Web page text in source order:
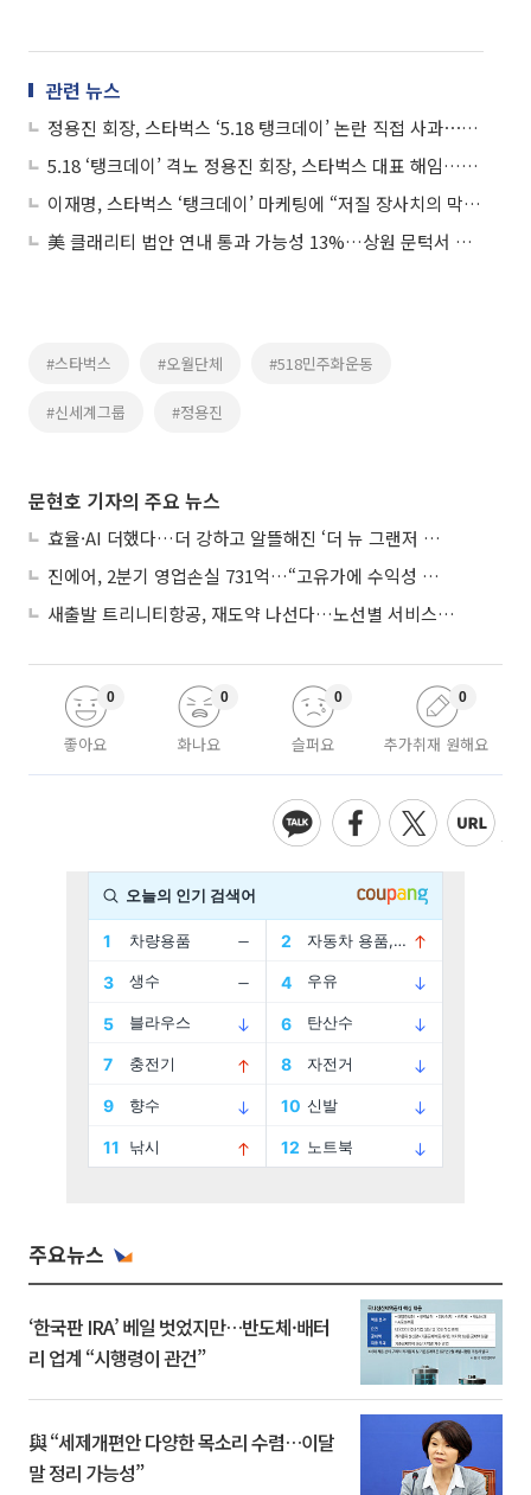
관련 뉴스
정용진 회장, 스타벅스 ‘5.18 탱크데이’ 논란 직접 사과⋯“모든 책임은 저에게, 머리 숙여 사죄”
5.18 ‘탱크데이’ 격노 정용진 회장, 스타벅스 대표 해임…“일벌백계 본보기”
이재명, 스타벅스 ‘탱크데이’ 마케팅에 “저질 장사치의 막장행태⋯상응하는 책임져야”
美 클래리티 법안 연내 통과 가능성 13%…상원 문턱서 제동
#스타벅스 #오월단체 #518민주화운동
#신세계그룹 #정용진
문현호 기자의 주요 뉴스
효율·AI 더했다…더 강하고 알뜰해진 ‘더 뉴 그랜저 하이브리드’
진에어, 2분기 영업손실 731억…“고유가에 수익성 악화”
새출발 트리니티항공, 재도약 나선다…노선별 서비스 차별화
좋아요
0
화나요
0
슬퍼요
0
추가취재 원해요
0
주요뉴스
‘한국판 IRA’ 베일 벗었지만…반도체·배터
리 업계 “시행령이 관건”
與 “세제개편안 다양한 목소리 수렴…이달
말 정리 가능성”